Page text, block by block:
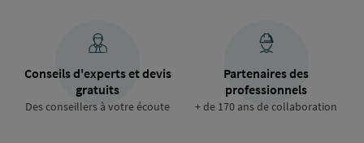
Conseils d'experts et devis
gratuits
Des conseillers à votre écoute
Partenaires des
professionnels
+ de 170 ans de collaboration